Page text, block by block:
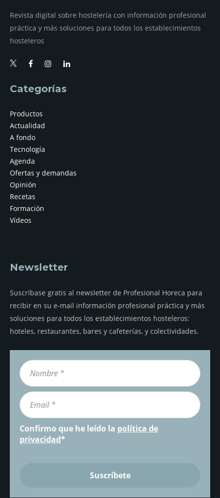
Revista digital sobre hostelería con información profesional
práctica y más soluciones para todos los establecimientos
hosteleros
Categorías
Productos
Actualidad
A fondo
Tecnología
Agenda
Ofertas y demandas
Opinión
Recetas
Formación
Vídeos
Newsletter
Suscríbase gratis al newsletter de Profesional Horeca para
recibir en su e-mail información profesional práctica y más
soluciones para todos los establecimientos hosteleros:
hoteles, restaurantes, bares y cafeterías, y colectividades.
Confirmo que he leído la política de
privacidad*